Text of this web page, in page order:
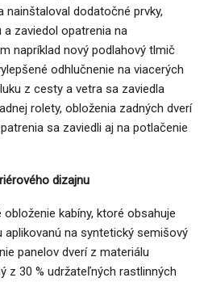
nainštaloval dodatočné prvky,
zaviedol opatrenia na
napríklad nový podlahový tlmič
odhlučnenie na viacerých
z cesty a vetra sa zaviedla
rolety, obloženia zadných dverí
sa zaviedli aj na potlačenie
dizajnu
kabíny, ktoré obsahuje
na syntetický semišový
panelov dverí z materiálu
z 30 % udržateľných rastlinných